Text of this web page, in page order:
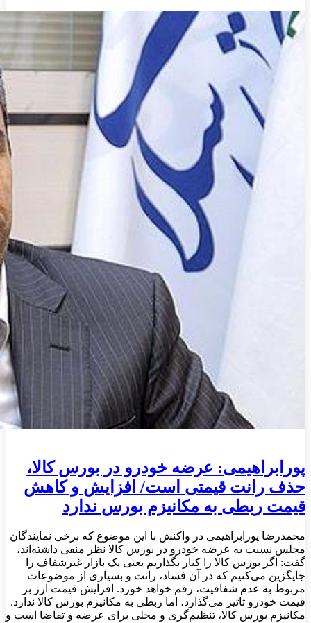
پورابراهیمی: عرضه خودرو در بورس کالا،
حذف رانت قیمتی است/ افزایش و کاهش
قیمت ربطی به مکانیزم بورس ندارد
محمدرضا پورابراهیمی در واکنش با این موضوع که برخی نمایندگان
مجلس نسبت به عرضه خودرو در بورس کالا نظر منفی داشته‌اند،
گفت: اگر بورس کالا را کنار بگذاریم یعنی یک بازار غیرشفاف را
جایگزین می‌کنیم که در آن فساد، رانت و بسیاری از موضوعات
مربوط به عدم شفافیت، رقم خواهد خورد. افزایش قیمت ارز بر
قیمت خودرو تاثیر می‌گذارد، اما ربطی به مکانیزم بورس کالا ندارد.
مکانیزم بورس کالا، تنظیم‌گری و محلی برای عرضه و تقاضا است و